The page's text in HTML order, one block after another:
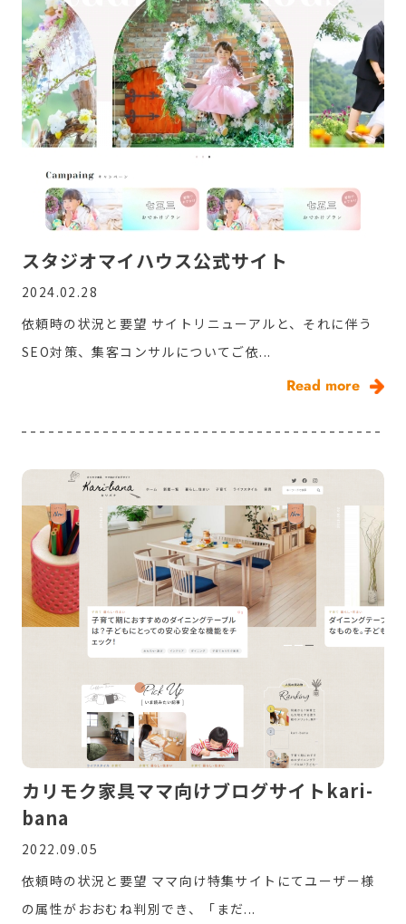
スタジオマイハウス公式サイト
2024.02.28
依頼時の状況と要望 サイトリニューアルと、それに伴う
SEO対策、集客コンサルについてご依...
Read more
カリモク家具ママ向けブログサイトkari-
bana
2022.09.05
依頼時の状況と要望 ママ向け特集サイトにてユーザー様
の属性がおおむね判別でき、「まだ...